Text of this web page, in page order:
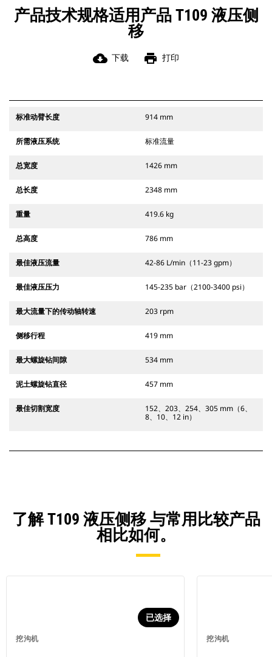
产品技术规格适用产品 T109 液压侧
移
cloud_download 下载 print 打印
标准动臂长度 914 mm
所需液压系统 标准流量
总宽度 1426 mm
总长度 2348 mm
重量 419.6 kg
总高度 786 mm
最佳液压流量 42-86 L/min（11-23 gpm）
最佳液压压力 145-235 bar（2100-3400 psi）
最大流量下的传动轴转速 203 rpm
侧移行程 419 mm
最大螺旋钻间隙 534 mm
泥土螺旋钻直径 457 mm
最佳切割宽度
152、203、254、305 mm（6、
8、10、12 in）
了解 T109 液压侧移 与常用比较产品
相比如何。
挖沟机
已选择
挖沟机